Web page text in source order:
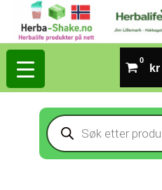
til
innholdet
kr
Products
search